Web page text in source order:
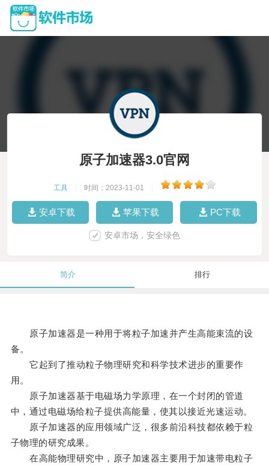
原子加速器3.0官网
工具 时间：2023-11-01
安卓下载 苹果下载 PC下载
安卓市场，安全绿色
简介 排行
原子加速器是一种用于将粒子加速并产生高能束流的设
备。
它起到了推动粒子物理研究和科学技术进步的重要作
用。
原子加速器基于电磁场力学原理，在一个封闭的管道
中，通过电磁场给粒子提供高能量，使其以接近光速运动。
原子加速器的应用领域广泛，很多前沿科技都依赖于粒
子物理的研究成果。
在高能物理研究中，原子加速器主要用于加速带电粒子